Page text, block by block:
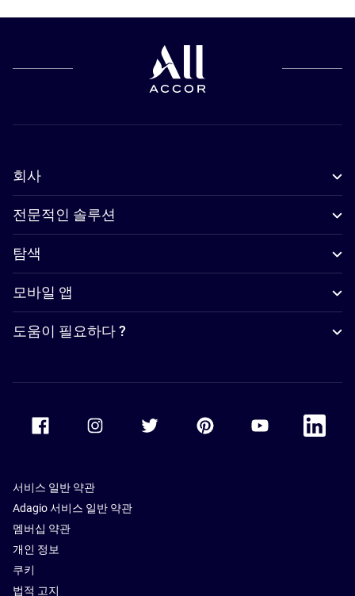
회사
전문적인 솔루션
탐색
모바일 앱
도움이 필요하다 ?
Accor Facebook Accor TwitterAccor PinterestAccor Youtube
Accor
서비스 일반 약관
Adagio 서비스 일반 약관
멤버십 약관
개인 정보
쿠키
법적 고지